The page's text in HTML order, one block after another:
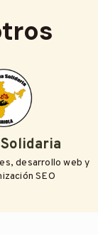
desarrollo web y
SEO